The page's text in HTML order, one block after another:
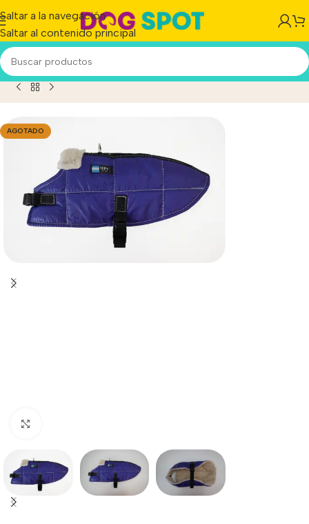
Saltar a la navegación
Saltar al contenido principal
Manta Mpc Baxer Impermeable C/corderito Talle 55
AGOTADO